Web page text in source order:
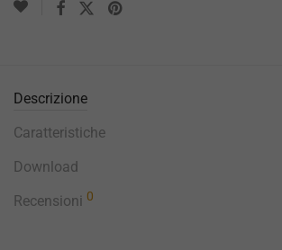
Descrizione
Caratteristiche
Download
Recensioni 0